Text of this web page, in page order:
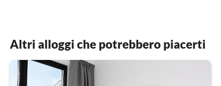
Altri alloggi che potrebbero piacerti